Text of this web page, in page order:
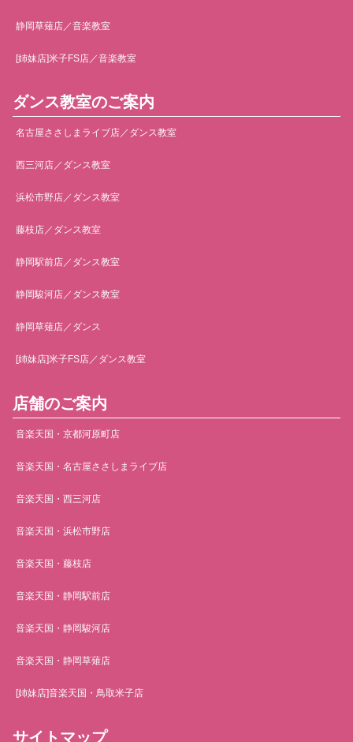
静岡草薙店／音楽教室
[姉妹店]米子FS店／音楽教室
ダンス教室のご案内
名古屋ささしまライブ店／ダンス教室
西三河店／ダンス教室
浜松市野店／ダンス教室
藤枝店／ダンス教室
静岡駅前店／ダンス教室
静岡駿河店／ダンス教室
静岡草薙店／ダンス
[姉妹店]米子FS店／ダンス教室
店舗のご案内
音楽天国・京都河原町店
音楽天国・名古屋ささしまライブ店
音楽天国・西三河店
音楽天国・浜松市野店
音楽天国・藤枝店
音楽天国・静岡駅前店
音楽天国・静岡駿河店
音楽天国・静岡草薙店
[姉妹店]音楽天国・鳥取米子店
サイトマップ